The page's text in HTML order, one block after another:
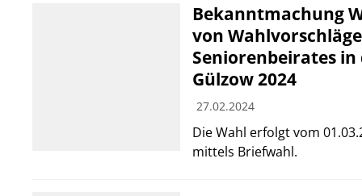
Bekanntmachung
von
Seniorenbeirates in
Gülzow 2024
27.02.2024
Die Wahl erfolgt vom
mittels Briefwahl.